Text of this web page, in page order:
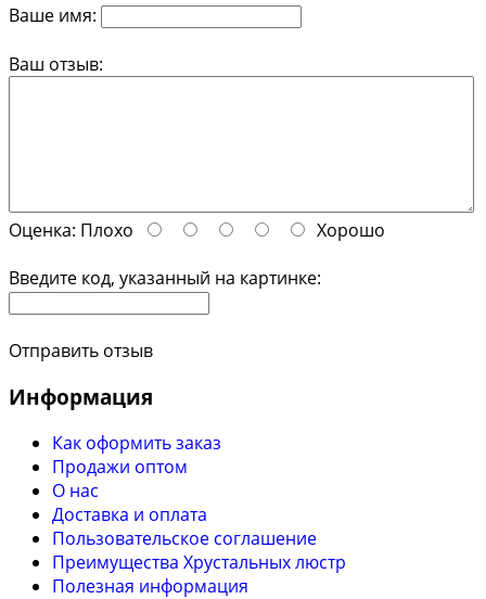
Ваше имя:
Ваш отзыв:
Оценка: Плохо
Хорошо
Введите код, указанный на картинке:
Отправить отзыв
Информация
Как оформить заказ
Продажи оптом
О нас
Доставка и оплата
Пользовательское соглашение
Преимущества Хрустальных люстр
Полезная информация